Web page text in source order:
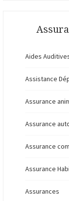
Aides
Assistance
Assurance
Assurance
Assurance
Assurance
Assurances